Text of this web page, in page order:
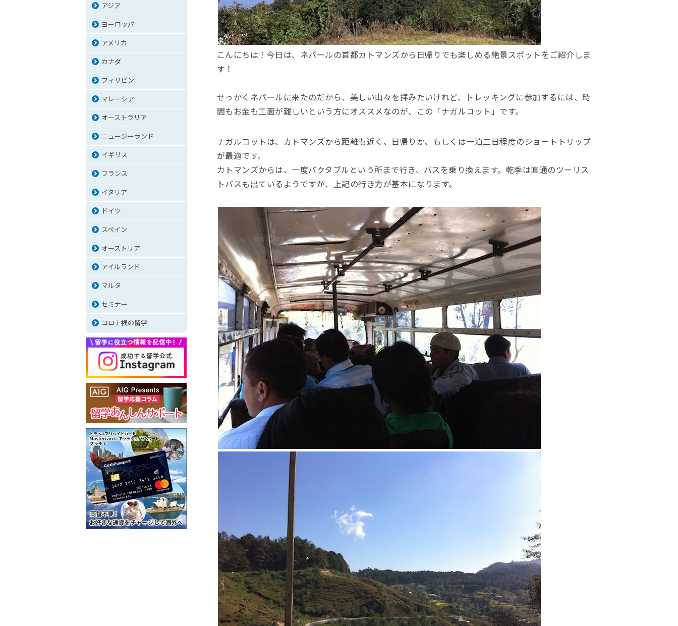
こんにちは！今日は、ネパールの首都カトマンズから日帰りでも楽しめる絶景スポットをご紹介しま
す！
せっかくネパールに来たのだから、美しい山々を拝みたいけれど、トレッキングに参加するには、時
間もお金も工面が難しいという方にオススメなのが、この「ナガルコット」です。
ナガルコットは、カトマンズから距離も近く、日帰りか、もしくは一泊二日程度のショートトリップ
が最適です。
カトマンズからは、一度バクタブルという所まで行き、バスを乗り換えます。乾季は直通のツーリス
トバスも出ているようですが、上記の行き方が基本になります。
アジア
ヨーロッパ
アメリカ
カナダ
フィリピン
マレーシア
オーストラリア
ニュージーランド
イギリス
フランス
イタリア
ドイツ
スペイン
オーストリア
アイルランド
マルタ
セミナー
コロナ禍の留学